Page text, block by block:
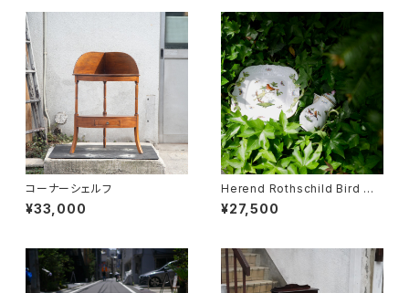
コーナーシェルフ
¥33,000
Herend Rothschild Bird ミ
ニティーポット
¥27,500